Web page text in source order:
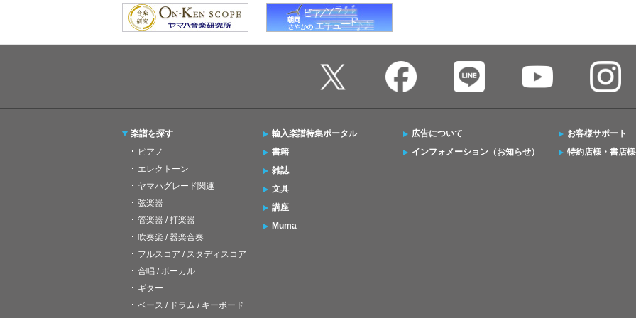
楽譜を探す
ピアノ
エレクトーン
ヤマハグレード関連
弦楽器
管楽器 / 打楽器
吹奏楽 / 器楽合奏
フルスコア / スタディスコア
合唱 / ボーカル
ギター
ベース / ドラム / キーボード
輸入楽譜特集ポータル
書籍
雑誌
文具
講座
Muma
広告について
インフォメーション（お知らせ）
お客様サポート
特約店様・書店